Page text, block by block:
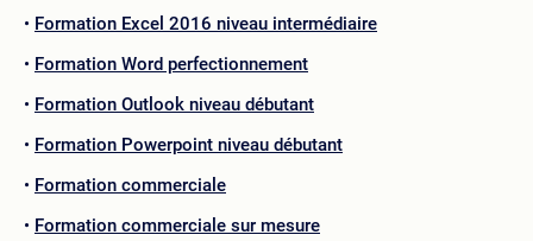
Formation Excel 2016 niveau intermédiaire
Formation Word perfectionnement
Formation Outlook niveau débutant
Formation Powerpoint niveau débutant
Formation commerciale
Formation commerciale sur mesure